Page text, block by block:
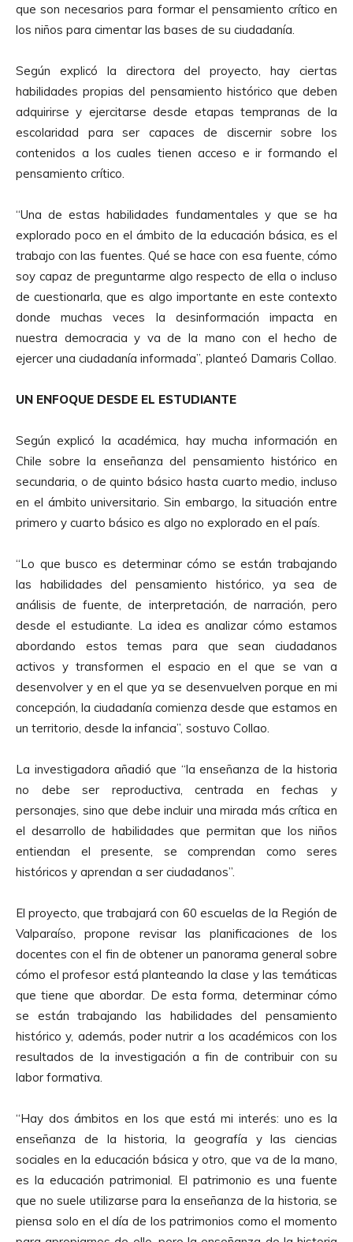
que son necesarios para formar el pensamiento crítico en
los niños para cimentar las bases de su ciudadanía.
Según explicó la directora del proyecto, hay ciertas
habilidades propias del pensamiento histórico que deben
adquirirse y ejercitarse desde etapas tempranas de la
escolaridad para ser capaces de discernir sobre los
contenidos a los cuales tienen acceso e ir formando el
pensamiento crítico.
“Una de estas habilidades fundamentales y que se ha
explorado poco en el ámbito de la educación básica, es el
trabajo con las fuentes. Qué se hace con esa fuente, cómo
soy capaz de preguntarme algo respecto de ella o incluso
de cuestionarla, que es algo importante en este contexto
donde muchas veces la desinformación impacta en
nuestra democracia y va de la mano con el hecho de
ejercer una ciudadanía informada”, planteó Damaris Collao.
UN ENFOQUE DESDE EL ESTUDIANTE
Según explicó la académica, hay mucha información en
Chile sobre la enseñanza del pensamiento histórico en
secundaria, o de quinto básico hasta cuarto medio, incluso
en el ámbito universitario. Sin embargo, la situación entre
primero y cuarto básico es algo no explorado en el país.
“Lo que busco es determinar cómo se están trabajando
las habilidades del pensamiento histórico, ya sea de
análisis de fuente, de interpretación, de narración, pero
desde el estudiante. La idea es analizar cómo estamos
abordando estos temas para que sean ciudadanos
activos y transformen el espacio en el que se van a
desenvolver y en el que ya se desenvuelven porque en mi
concepción, la ciudadanía comienza desde que estamos en
un territorio, desde la infancia”, sostuvo Collao.
La investigadora añadió que “la enseñanza de la historia
no debe ser reproductiva, centrada en fechas y
personajes, sino que debe incluir una mirada más crítica en
el desarrollo de habilidades que permitan que los niños
entiendan el presente, se comprendan como seres
históricos y aprendan a ser ciudadanos”.
El proyecto, que trabajará con 60 escuelas de la Región de
Valparaíso, propone revisar las planificaciones de los
docentes con el fin de obtener un panorama general sobre
cómo el profesor está planteando la clase y las temáticas
que tiene que abordar. De esta forma, determinar cómo
se están trabajando las habilidades del pensamiento
histórico y, además, poder nutrir a los académicos con los
resultados de la investigación a fin de contribuir con su
labor formativa.
“Hay dos ámbitos en los que está mi interés: uno es la
enseñanza de la historia, la geografía y las ciencias
sociales en la educación básica y otro, que va de la mano,
es la educación patrimonial. El patrimonio es una fuente
que no suele utilizarse para la enseñanza de la historia, se
piensa solo en el día de los patrimonios como el momento